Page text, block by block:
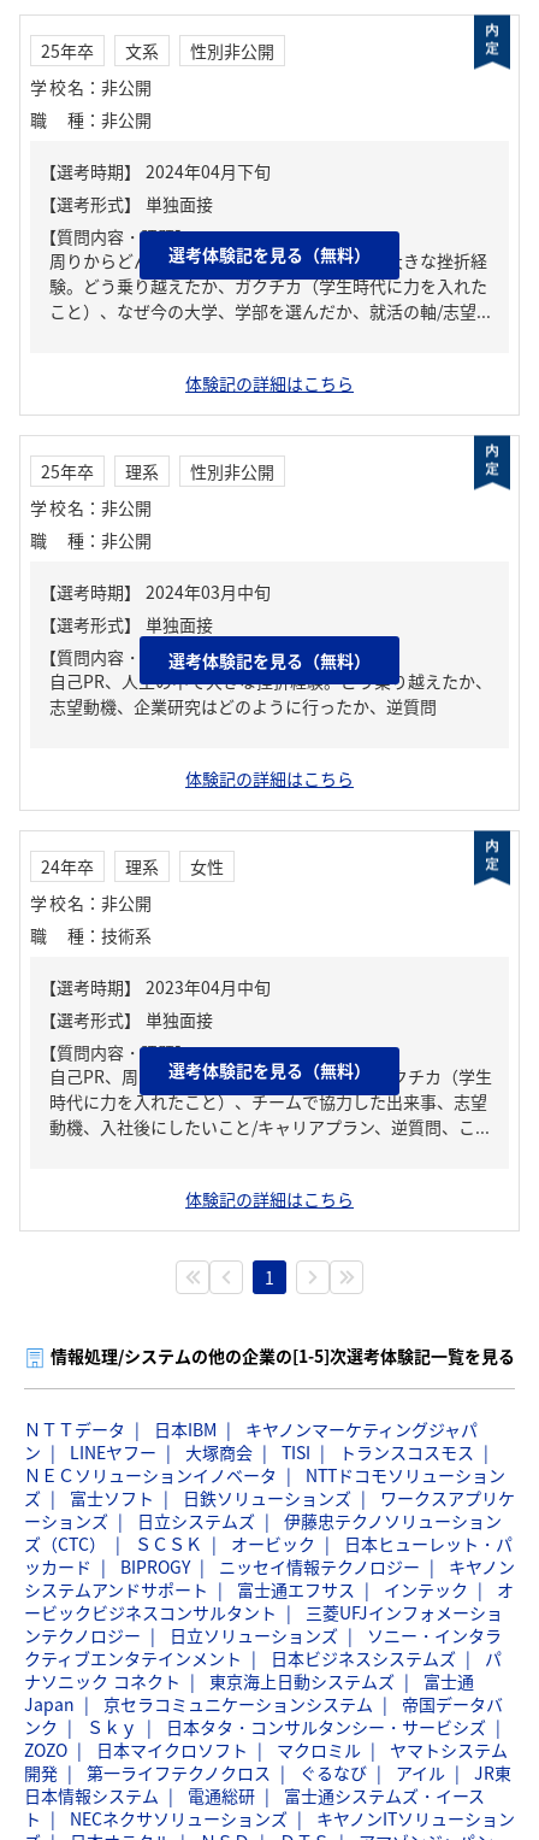
25年卒 文系
性別非公開
学校名 ： 非公開
職種 ： 非公開
【質問内容・課題】
周りからどんな人といわれる？、人生の中で大きな挫折経
験。どう乗り越えたか、ガクチカ（学生時代に力を入れた
こと）、なぜ今の大学、学部を選んだか、就活の軸/志望...
選考体験記を見る（無料）
体験記の詳細はこちら
25年卒 理系
性別非公開
学校名 ： 非公開
職種 ： 非公開
【質問内容・課題】
自己PR、人生の中で大きな挫折経験。どう乗り越えたか、
志望動機、企業研究はどのように行ったか、逆質問
選考体験記を見る（無料）
体験記の詳細はこちら
24年卒 理系
女性
学校名 ： 非公開
職種 ： 技術系
【質問内容・課題】
自己PR、周りからどんな人といわれる？、ガクチカ（学生
時代に力を入れたこと）、チームで協力した出来事、志望
動機、入社後にしたいこと/キャリアプラン、逆質問、こ...
選考体験記を見る（無料）
体験記の詳細はこちら
1
情報処理/システムの他の企業の[1-5]次選考体験記一覧を見る
ＮＴＴデータ 日本IBM
キヤノンマーケティングジャパ
ン
LINEヤフー 大塚商会 TISI
トランスコスモス
ＮＥＣソリューションイノベータ
NTTドコモソリューション
ズ
富士ソフト 日鉄ソリューションズ
ワークスアプリケ
ーションズ
日立システムズ
伊藤忠テクノソリューション
ズ（CTC）
ＳＣＳＫ オービック
日本ヒューレット・パ
ッカード
BIPROGY ニッセイ情報テクノロジー
キヤノン
システムアンドサポート
富士通エフサス インテック
オ
ービックビジネスコンサルタント
三菱UFJインフォメーショ
ンテクノロジー
日立ソリューションズ
ソニー・インタラ
クティブエンタテインメント
日本ビジネスシステムズ
パ
ナソニック コネクト
東京海上日動システムズ
富士通
Japan
京セラコミュニケーションシステム
帝国データバ
ンク
Ｓｋｙ
日本タタ・コンサルタンシー・サービシズ
ZOZO
日本マイクロソフト マクロミル
ヤマトシステム
開発
第一ライフテクノクロス ぐるなび アイル
JR東
日本情報システム
電通総研
富士通システムズ・イース
ト
NECネクサソリューションズ
キヤノンITソリューション